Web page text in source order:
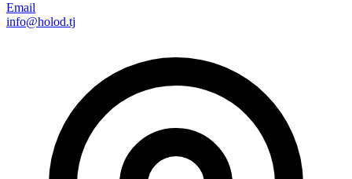
Email
info@holod.tj